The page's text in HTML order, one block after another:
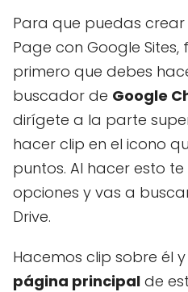
Para que puedas
Page con Google
primero que debes
buscador de Google
dirígete a la parte
hacer clip en el icono
puntos. Al hacer esto
opciones y vas a
Drive.
Hacemos clip sobre él
página principal de